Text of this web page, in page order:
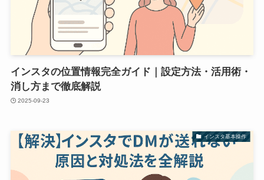
インスタの位置情報完全ガイド｜設定方法・活用術・
消し方まで徹底解説
2025-09-23
インスタ基本操作